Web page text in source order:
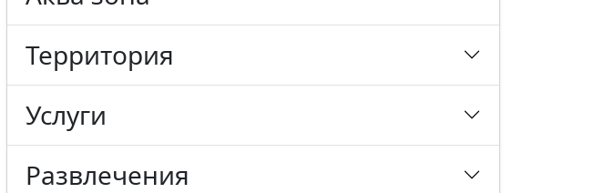
Территория
Услуги
Развлечения